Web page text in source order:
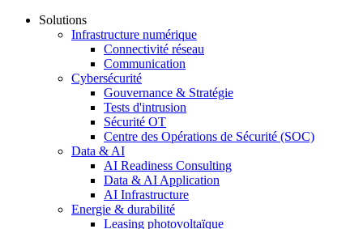
Solutions
Infrastructure numérique
Connectivité réseau
Communication
Cybersécurité
Gouvernance & Stratégie
Tests d'intrusion
Sécurité OT
Centre des Opérations de Sécurité (SOC)
Data & AI
AI Readiness Consulting
Data & AI Application
AI Infrastructure
Energie & durabilité
Leasing photovoltaïque